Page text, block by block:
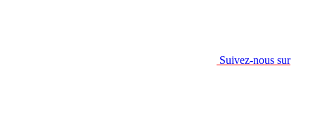
Suivez-nous sur